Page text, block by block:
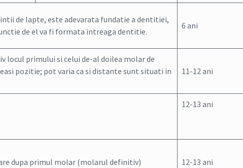
de lapte, este adevarata fundatie a dentitiei,
de el va fi formata intreaga dentitie.
6 ani
locul primului si celui de-al doilea molar de
pozitie; pot varia ca si distante sunt situati in
11-12 ani
12-13 ani
dupa primul molar (molarul definitiv) 12-13 ani